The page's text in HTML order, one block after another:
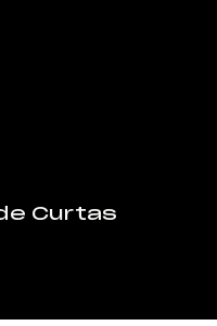
Curtas